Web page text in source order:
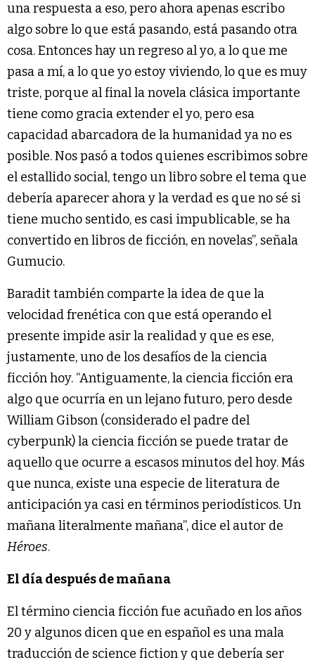
una respuesta a eso, pero ahora apenas escribo
algo sobre lo que está pasando, está pasando otra
cosa. Entonces hay un regreso al yo, a lo que me
pasa a mí, a lo que yo estoy viviendo, lo que es muy
triste, porque al final la novela clásica importante
tiene como gracia extender el yo, pero esa
capacidad abarcadora de la humanidad ya no es
posible. Nos pasó a todos quienes escribimos sobre
el estallido social, tengo un libro sobre el tema que
debería aparecer ahora y la verdad es que no sé si
tiene mucho sentido, es casi impublicable, se ha
convertido en libros de ficción, en novelas”, señala
Gumucio.
Baradit también comparte la idea de que la
velocidad frenética con que está operando el
presente impide asir la realidad y que es ese,
justamente, uno de los desafíos de la ciencia
ficción hoy. “Antiguamente, la ciencia ficción era
algo que ocurría en un lejano futuro, pero desde
William Gibson (considerado el padre del
cyberpunk) la ciencia ficción se puede tratar de
aquello que ocurre a escasos minutos del hoy. Más
que nunca, existe una especie de literatura de
anticipación ya casi en términos periodísticos. Un
mañana literalmente mañana”, dice el autor de
Héroes.
El día después de mañana
El término ciencia ficción fue acuñado en los años
20 y algunos dicen que en español es una mala
traducción de science fiction y que debería ser